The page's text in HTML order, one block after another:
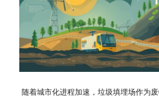
随着城市化进程加速，垃圾填埋场作为